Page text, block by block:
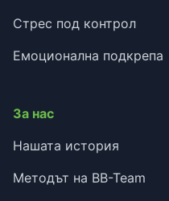
Стрес под контрол
Емоционална подкрепа
За нас
Нашата история
Методът на BB-Team